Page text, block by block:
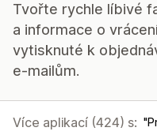
Tvořte rychle líbivé
a informace o
vytisknuté k
e-mailům.
Více aplikací (424) s: